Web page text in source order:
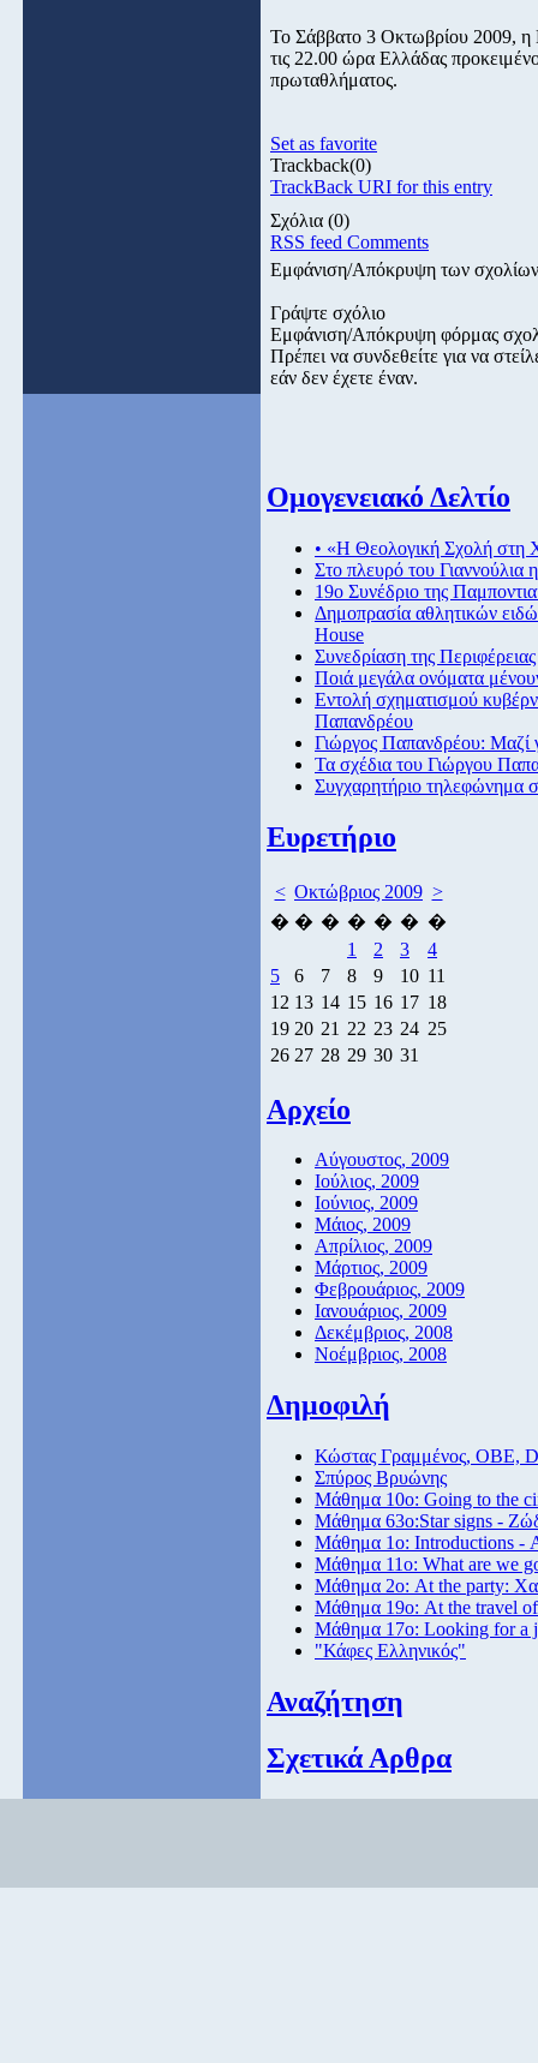
Το Σάββατο 3 Οκτωβρίου 2009,
τις 22.00 ώρα Ελλάδας
πρωταθλήματος.
Set as favorite
Trackback(0)
TrackBack URI for this entry
Σχόλια (0)
RSS feed Comments
Εμφάνιση/Απόκρυψη των σχολίων
Γράψτε σχόλιο
Εμφάνιση/Απόκρυψη φόρμας
Πρέπει να συνδεθείτε για να
εάν δεν έχετε έναν.
Ομογενειακό Δελτίο
• «Η Θεολογική Σχολή στη
Στο πλευρό του Γιαννούλια
19ο Συνέδριο της
Δημοπρασία αθλητικών
House
Συνεδρίαση της
Ποιά μεγάλα ονόματα
Εντολή σχηματισμού
Παπανδρέου
Γιώργος Παπανδρέου: Μαζί
Τα σχέδια του Γιώργου
Συγχαρητήριο
Ευρετήριο
< Οκτώβριος 2009 >
� � � � � � �
1
2 3
4
5
6 7 8 9 10 11
12 13 14 15 16 17 18
19 20 21 22 23 24 25
26 27 28 29 30 31
Αρχείο
Αύγουστος, 2009
Ιούλιος, 2009
Ιούνιος, 2009
Μάιος, 2009
Απρίλιος, 2009
Μάρτιος, 2009
Φεβρουάριος, 2009
Ιανουάριος, 2009
Δεκέμβριος, 2008
Νοέμβριος, 2008
Δημοφιλή
Κώστας Γραμμένος, ΟΒΕ,
Σπύρος Βρυώνης
Μάθημα 10ο: Going to the
Μάθημα 63ο:Star signs -
Μάθημα 1ο: Introductions -
Μάθημα 11ο: What are we
Μάθημα 2ο: At the party:
Μάθημα 19ο: At the travel
Μάθημα 17ο: Looking for a
"Κάφες Ελληνικός"
Αναζήτηση
Σχετικά Αρθρα